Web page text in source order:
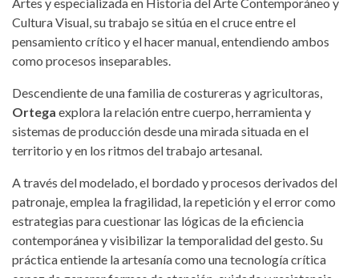
Cultura Visual, su trabajo se sitúa en el cruce entre el
pensamiento crítico y el hacer manual, entendiendo ambos
como procesos inseparables.
Descendiente de una familia de costureras y agricultoras,
Ortega explora la relación entre cuerpo, herramienta y
sistemas de producción desde una mirada situada en el
territorio y en los ritmos del trabajo artesanal.
A través del modelado, el bordado y procesos derivados del
patronaje, emplea la fragilidad, la repetición y el error como
estrategias para cuestionar las lógicas de la eficiencia
contemporánea y visibilizar la temporalidad del gesto. Su
práctica entiende la artesanía como una tecnología crítica